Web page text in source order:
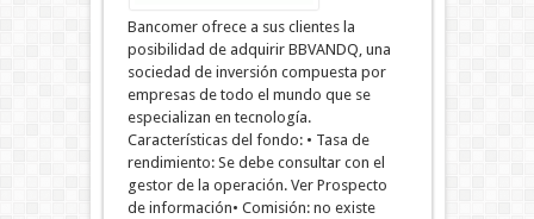
Bancomer ofrece a sus clientes la
posibilidad de adquirir BBVANDQ, una
sociedad de inversión compuesta por
empresas de todo el mundo que se
especializan en tecnología.
Características del fondo: • Tasa de
rendimiento: Se debe consultar con el
gestor de la operación. Ver Prospecto
de información• Comisión: no existe